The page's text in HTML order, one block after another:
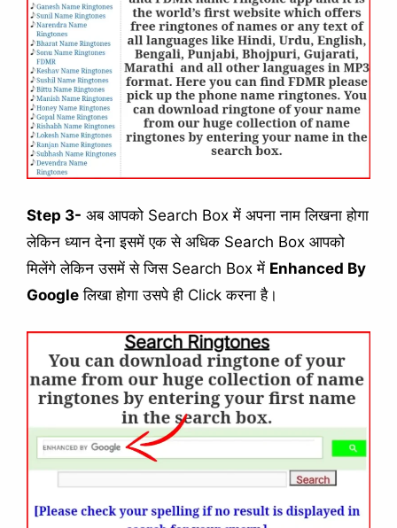
Step 3- अब आपको Search Box में अपना नाम लिखना होगा
लेकिन ध्यान देना इसमें एक से अधिक Search Box आपको
मिलेंगे लेकिन उसमें से जिस Search Box में Enhanced By
Google लिखा होगा उसपे ही Click करना है।